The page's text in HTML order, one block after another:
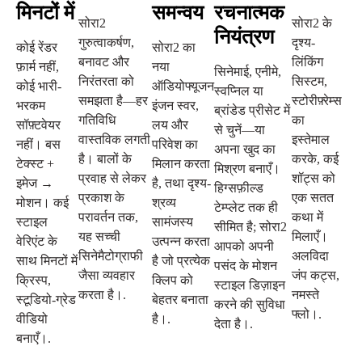
मिनटों में
कोई रेंडर
फ़ार्म नहीं,
कोई भारी-
भरकम
सॉफ़्टवेयर
नहीं। बस
टेक्स्ट +
इमेज →
मोशन। कई
स्टाइल
वेरिएंट के
साथ मिनटों में
क्रिस्प,
स्टूडियो-ग्रेड
वीडियो
बनाएँ।.
सोरा2
गुरुत्वाकर्षण,
बनावट और
निरंतरता को
समझता है—हर
गतिविधि
वास्तविक लगती
है। बालों के
प्रवाह से लेकर
प्रकाश के
परावर्तन तक,
यह सच्ची
सिनेमैटोग्राफी
जैसा व्यवहार
करता है।.
समन्वय
सोरा2 का
नया
ऑडियोफ्यूजन
इंजन स्वर,
लय और
परिवेश का
मिलान करता
है, तथा दृश्य-
श्रव्य
सामंजस्य
उत्पन्न करता
है जो प्रत्येक
क्लिप को
बेहतर बनाता
है।.
रचनात्मक
नियंत्रण
सिनेमाई, एनीमे,
स्वप्निल या
ब्रांडेड प्रीसेट में
से चुनें—या
अपना खुद का
मिश्रण बनाएँ।
हिग्सफ़ील्ड
टेम्प्लेट तक ही
सीमित है; सोरा2
आपको अपनी
पसंद के मोशन
स्टाइल डिज़ाइन
करने की सुविधा
देता है।.
सोरा2 के
दृश्य-
लिंकिंग
सिस्टम,
स्टोरीफ़्रेम्स
का
इस्तेमाल
करके, कई
शॉट्स को
एक सतत
कथा में
मिलाएँ।
अलविदा
जंप कट्स,
नमस्ते
फ्लो।.